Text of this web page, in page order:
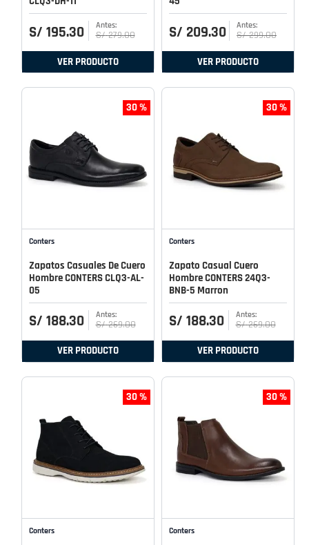
S/ 195.30 S/ 279.00
VER PRODUCTO
S/ 209.30 S/ 299.00
VER PRODUCTO
30 %
Conters
Zapatos Casuales De Cuero
Hombre CONTERS CLQ3-AL-
05
S/ 188.30 S/ 269.00
VER PRODUCTO
30 %
Conters
Zapato Casual Cuero
Hombre CONTERS 24Q3-
BNB-5 Marron
S/ 188.30 S/ 269.00
VER PRODUCTO
30 %
Conters
30 %
Conters